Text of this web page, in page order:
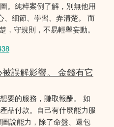
。純粹案例了解，別無他用
、細節、學習、弄清楚。 而
，守規則，不易輕舉妄動。
誤解影響。 金錢有它
要的服務，賺取報酬。 如
品付款。自己有什麼能力服
說能力，除了命盤、還包